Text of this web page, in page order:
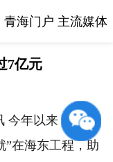
青海门户 主流媒体
7亿元
年以来，海东
”在海东工程，助